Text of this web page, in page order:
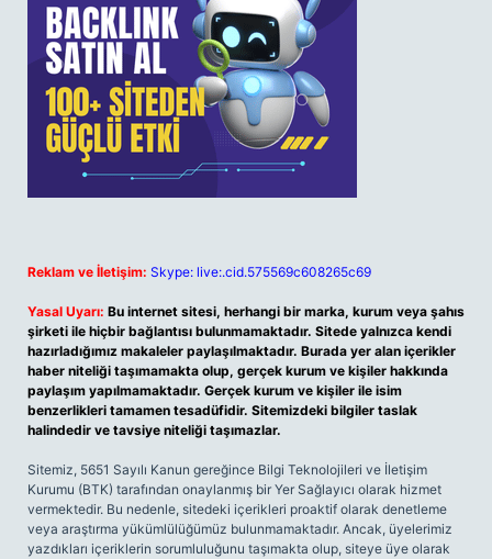
Reklam ve İletişim: Skype: live:.cid.575569c608265c69
Yasal Uyarı: Bu internet sitesi, herhangi bir marka, kurum veya şahıs
şirketi ile hiçbir bağlantısı bulunmamaktadır. Sitede yalnızca kendi
hazırladığımız makaleler paylaşılmaktadır. Burada yer alan içerikler
haber niteliği taşımamakta olup, gerçek kurum ve kişiler hakkında
paylaşım yapılmamaktadır. Gerçek kurum ve kişiler ile isim
benzerlikleri tamamen tesadüfidir. Sitemizdeki bilgiler taslak
halindedir ve tavsiye niteliği taşımazlar.
Sitemiz, 5651 Sayılı Kanun gereğince Bilgi Teknolojileri ve İletişim
Kurumu (BTK) tarafından onaylanmış bir Yer Sağlayıcı olarak hizmet
vermektedir. Bu nedenle, sitedeki içerikleri proaktif olarak denetleme
veya araştırma yükümlülüğümüz bulunmamaktadır. Ancak, üyelerimiz
yazdıkları içeriklerin sorumluluğunu taşımakta olup, siteye üye olarak